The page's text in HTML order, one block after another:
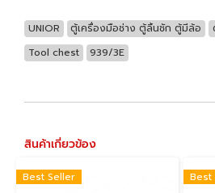
UNIOR ตู้เครื่องมือช่าง ตู้ลิ้นชัก ตู้มีล้อ
Tool chest
939/3E
สินค้าเกี่ยวข้อง
Best Seller Best